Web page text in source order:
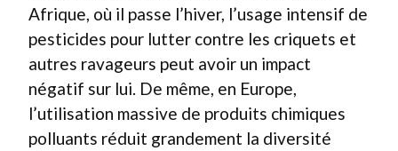
Afrique, où il passe l’hiver, l’usage intensif de
pesticides pour lutter contre les criquets et
autres ravageurs peut avoir un impact
négatif sur lui. De même, en Europe,
l’utilisation massive de produits chimiques
polluants réduit grandement la diversité